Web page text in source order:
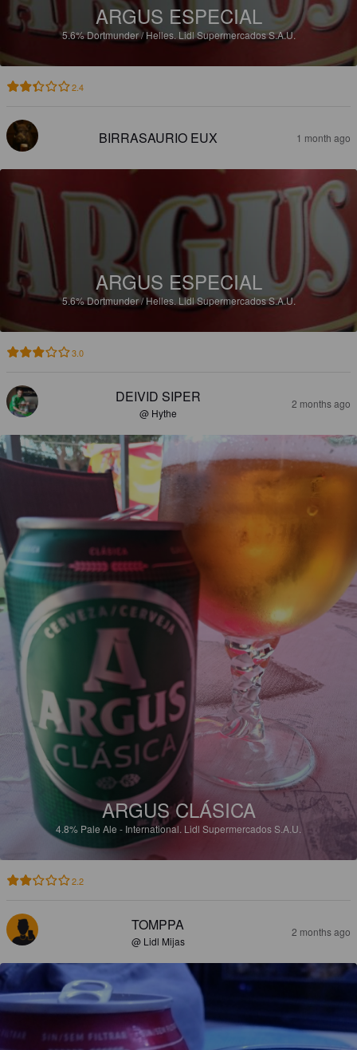
ARGUS ESPECIAL
5.6%Dortmunder / Helles. Lidl Supermercados S.A.U.
2.4
BIRRASAURIO EUX 1 month ago
ARGUS ESPECIAL
5.6%Dortmunder / Helles. Lidl Supermercados S.A.U.
3.0
DEIVID SIPER
@ Hythe
2 months ago
ARGUS CLÁSICA
4.8% Pale Ale - International. Lidl Supermercados S.A.U.
2.2
TOMPPA
@ Lidl Mijas
2 months ago